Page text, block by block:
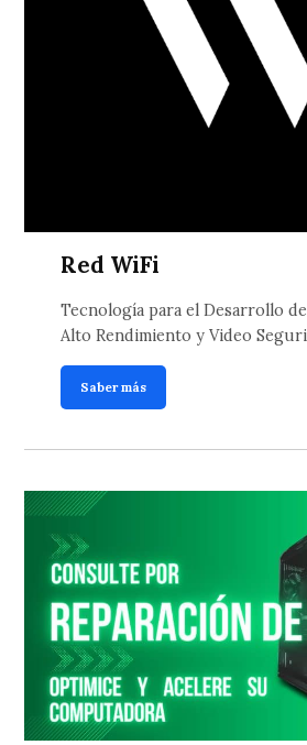
Red WiFi
Tecnología para el Desarrollo
Alto Rendimiento y Video
Saber más